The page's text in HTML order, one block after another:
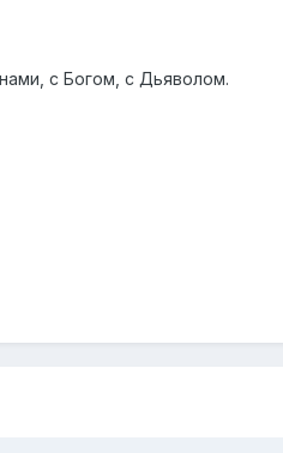
с Богом, с Дьяволом.